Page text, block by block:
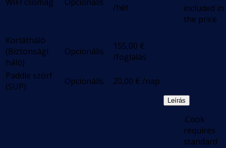
WIFI csomag Opcionális
/hét
included in
the price
Korlátháló
(Biztonsági
háló)
Opcionális 155,00 €
/foglalás
Paddle szörf
(SUP)
Opcionális 20,00 € /nap
Leírás
.Cook
requires
standard